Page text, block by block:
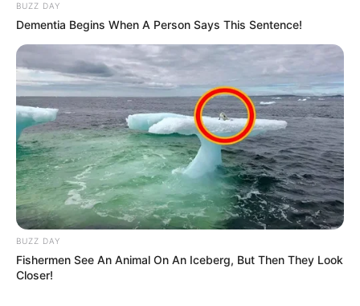
Shenina Cinnamon Megan Domani
Beby Tsabina
BUZZ DAY
Dementia Begins When A Person Says This Sentence!
BUZZ DAY
Fishermen See An Animal On An Iceberg, But Then They Look
Closer!